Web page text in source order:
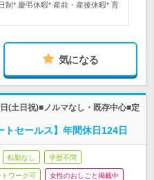
制* 慶弔休暇* 産前・産後休暇* 育
気になる
(土日祝)■ノルマなし・既存中心■定
セールス】年間休日124日
転勤なし 学歴不問
トワーク可 女性のおしごと掲載中